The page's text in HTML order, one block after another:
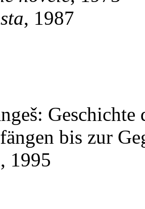
, 1987
Geschichte
bis zur
1995